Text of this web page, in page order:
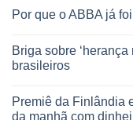
Por que o ABBA já
Briga sobre
brasileiros
Premiê da Finlândia
da manhã com